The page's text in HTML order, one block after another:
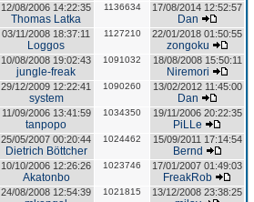
12/08/2006 14:22:35
Thomas Latka
1136634 17/08/2014 12:52:57
Dan
03/11/2008 18:37:11
Loggos
1127210 22/01/2018 01:50:55
zongoku
10/08/2008 19:02:43
jungle-freak
1091032 18/08/2008 15:50:11
Niremori
29/12/2009 12:22:41
system
1090260 13/02/2012 11:45:00
Dan
11/09/2006 13:41:59
tanpopo
1034350 19/11/2006 20:22:35
PiLLe
25/05/2007 00:20:44
Dietrich Böttcher
1024462 15/09/2011 17:14:54
Bernd
10/10/2006 12:26:26
Akatonbo
1023746 17/01/2007 01:49:03
FreakRob
24/08/2008 12:54:39 1021815 13/12/2008 23:38:25